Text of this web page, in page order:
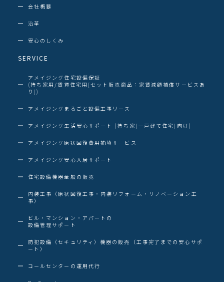
会社概要
沿革
安心のしくみ
SERVICE
アメイジング住宅設備保証
(持ち家用/賃貸住宅用[セット販売商品：家賃減額補償サービスあ
り])
アメイジングまるごと設備工事リース
アメイジング生活安心サポート (持ち家[一戸建て住宅]向け)
アメイジング原状回復費用補填サービス
アメイジング安心入居サポート
住宅設備機器全般の販売
内装工事（原状回復工事・内装リフォーム・リノベーション工
事）
ビル・マンション・アパートの
設備管理サポート
防犯設備（セキュリティ）機器の販売（工事完了までの安心サポ
ート）
コールセンターの運用代行